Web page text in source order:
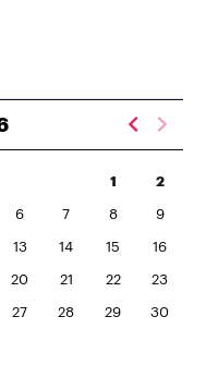
1 2
6 7 8 9
13 14 15 16
20 21 22 23
27 28 29 30